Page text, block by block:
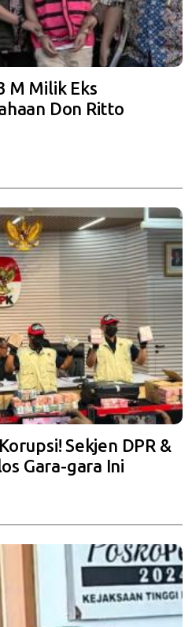
M Milik Eks
Don Ritto
Sekjen DPR &
Gara-gara Ini